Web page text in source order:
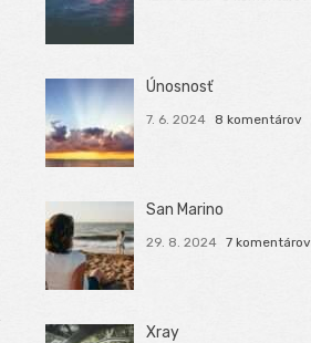
Únosnosť
7. 6. 2024 8 komentárov
San Marino
29. 8. 2024 7 komentárov
Xray